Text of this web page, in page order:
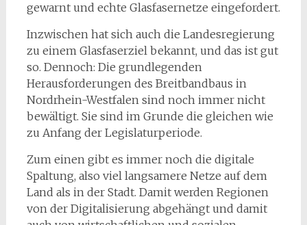
gewarnt und echte Glasfasernetze eingefordert.
Inzwischen hat sich auch die Landesregierung
zu einem Glasfaserziel bekannt, und das ist gut
so. Dennoch: Die grundlegenden
Herausforderungen des Breitbandbaus in
Nordrhein-Westfalen sind noch immer nicht
bewältigt. Sie sind im Grunde die gleichen wie
zu Anfang der Legislaturperiode.
Zum einen gibt es immer noch die digitale
Spaltung, also viel langsamere Netze auf dem
Land als in der Stadt. Damit werden Regionen
von der Digitalisierung abgehängt und damit